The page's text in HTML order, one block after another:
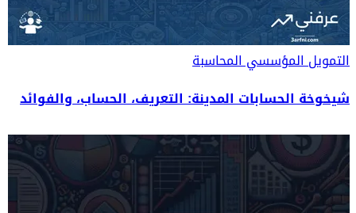
التمويل المؤسسيالمحاسبة
شيخوخة الحسابات المدينة: التعريف، الحساب، والفوائد